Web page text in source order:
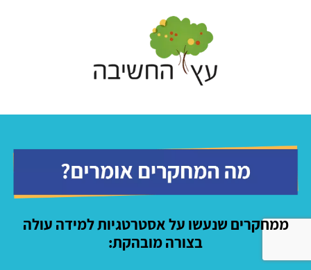
ממחקרים שנעשו על אסטרטגיות למידה עולה
בצורה מובהקת: